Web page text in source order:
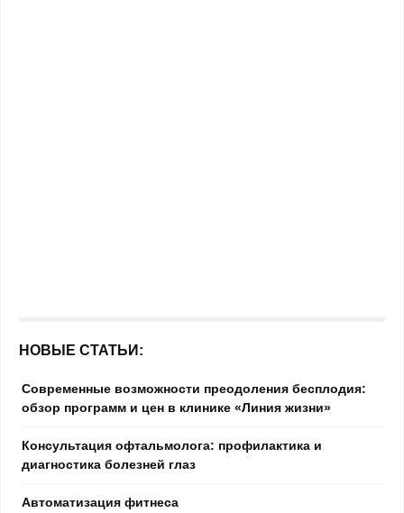
НОВЫЕ СТАТЬИ:
Современные возможности преодоления бесплодия:
обзор программ и цен в клинике «Линия жизни»
Консультация офтальмолога: профилактика и
диагностика болезней глаз
Автоматизация фитнеса